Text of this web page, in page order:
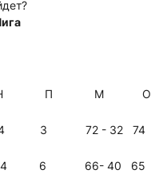
Н П М
72 - 32 74
66- 40 65